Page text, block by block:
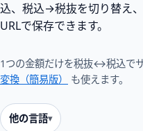
込、税込→税抜を切り替え
URLで保存できます。
1つの金額だけを税抜↔税込で
変換（簡易版）
も使えます。
他の言語